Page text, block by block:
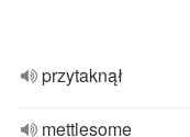
przytaknął
mettlesome